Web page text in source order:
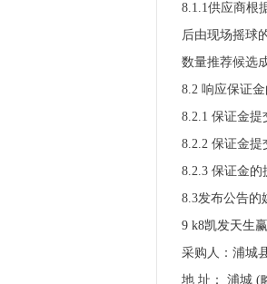
8.1.1供应商根
后由现场摇球
数量推荐候选
8.2 响应保证金
8.2.1 保证金提
8.2.2 保证金提
8.2.3 保证金的
8.3发布公告的
9 k8凯发天生
采购人：浦城
地 址： 浦城 (